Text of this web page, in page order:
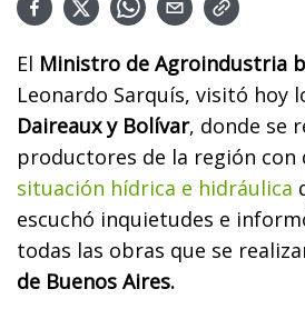
El Ministro de Agroindustria
Leonardo Sarquís, visitó hoy
Daireaux y Bolívar, donde se
productores de la región con
situación hídrica e hidráulica
escuchó inquietudes e
todas las obras que se
de Buenos Aires.